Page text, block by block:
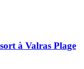
à Valras Plage